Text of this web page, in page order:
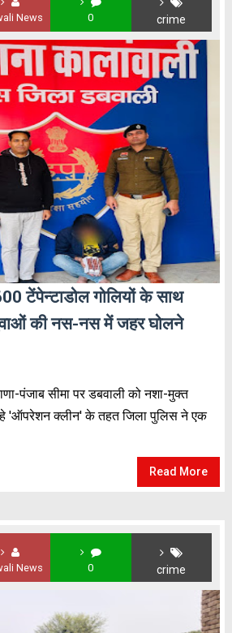
News 0 crime
टेंपेन्टाडोल गोलियों के साथ
की नस-नस में जहर घोलने
पंजाब सीमा पर डबवाली को नशा-मुक्त
'ऑपरेशन क्लीन' के तहत जिला पुलिस ने एक
Read More
News 0 crime